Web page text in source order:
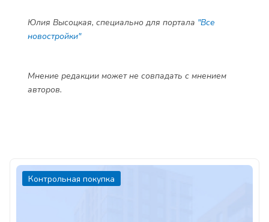
Юлия Высоцкая, специально для портала "Все
новостройки"
Мнение редакции может не совпадать с мнением
авторов.
Контрольная покупка